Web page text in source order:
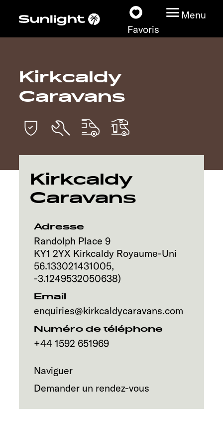
Favoris
Menu
Nos modèles
Recherchez votre
Nos concessionnaires
Découvrir
Service
Kirkcaldy
Caravans
Kirkcaldy
Caravans
Adresse
Randolph Place 9
KY1 2YX Kirkcaldy Royaume-Uni
56.133021431005,
-3.1249532050638)
Email
enquiries@kirkcaldycaravans.com
Numéro de téléphone
+44 1592 651969
Naviguer
Demander un rendez-vous